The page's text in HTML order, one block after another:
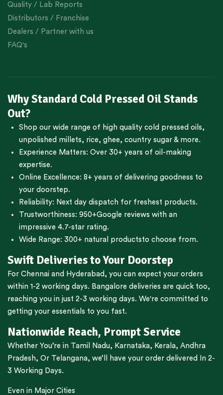
Quality / Lab Reports
Distributors / Franchise
Dealers / Partner with us
FAQ's
Why Standard Cold Pressed Oil Stands
Out?
Shop our wide range of high quality cold pressed oils,
unpolished millets, rice, ghee, country sugar & more.
Experience Matters: Over 30+ years of oil-making
expertise.
Online Excellence: 8+ years of delivering goodness to
your doorstep.
Reliability: Next day dispatch for freshest products.
Trustworthiness: 950+Google reviews with an
impressive 4.7-star rating.
Wide Range: 300+ natural productsto choose from.
Swift Deliveries to Your Doorstep
For Chennai and Hyderabad , you can expect your orders
within 1-2 working days. Bangalore deliveries are quick too,
reaching you in just 2-3 working days. We're committed to
getting your essentials to you fast.
Nationwide Reach, Prompt Service
Whether You’re in Tamil Nadu, Karnataka, Kerala, Andhra
Pradesh, Or Telangana, we’ll have your order delivered In 2-
3 Working Days.
Even in Major Cities